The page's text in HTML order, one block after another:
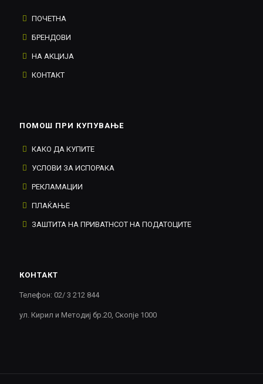
ПОЧЕТНА
БРЕНДОВИ
НА АКЦИЈА
КОНТАКТ
ПОМОШ ПРИ КУПУВАЊЕ
КАКО ДА КУПИТЕ
УСЛОВИ ЗА ИСПОРАКА
РЕКЛАМАЦИИ
ПЛАЌАЊЕ
ЗАШТИТА НА ПРИВАТНСОТ НА ПОДАТОЦИТЕ
КОНТАКТ
Телефон: 02/ 3 212 844
ул. Кирил и Методиј бр.20, Скопје 1000